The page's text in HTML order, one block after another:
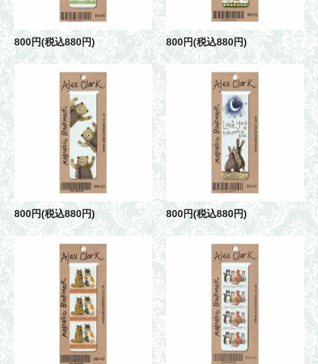
800円(税込880円) 800円(税込880円)
800円(税込880円) 800円(税込880円)